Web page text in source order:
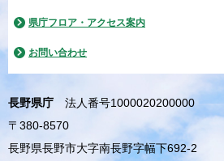
県庁フロア・アクセス案内
お問い合わせ
長野県庁
法人番号1000020200000
〒380-8570
長野県長野市大字南長野字幅下692-2